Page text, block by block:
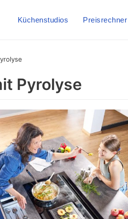
Küchenstudios Preisrechner
Pyrolyse